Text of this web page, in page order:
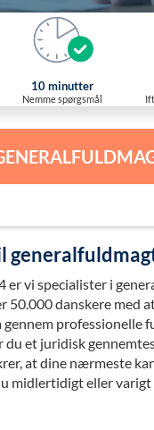
10 minutter
Nemme spørgsmål
er vi specialister i
50.000 danskere med
professionelle
du et juridisk
at dine nærmeste
midlertidigt eller